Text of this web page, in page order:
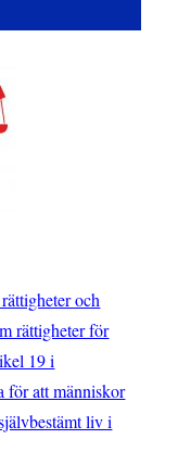
och
rättigheter för
19 i
för att människor
liv i